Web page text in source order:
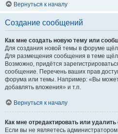
Вернуться к началу
Создание сообщений
Как мне создать новую тему или
Для создания новой темы в форуме
Для размещения сообщения в теме
Возможно, придётся
сообщение. Перечень ваших прав
форума или темы. Например: «Вы
добавлять вложения» и т.п.
Вернуться к началу
Как мне отредактировать или
Если вы не являетесь